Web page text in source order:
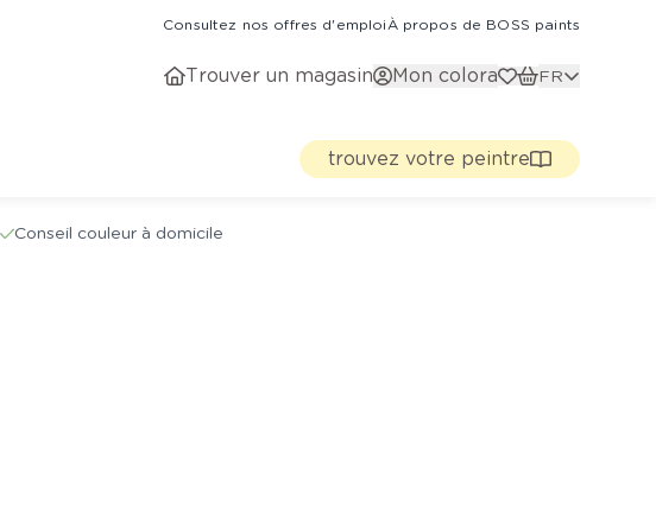
Consultez nos offres d'emploiÀ propos de BOSS paints
Trouver un magasin Mon colora FR
trouvez votre peintre
Conseil couleur à domicile